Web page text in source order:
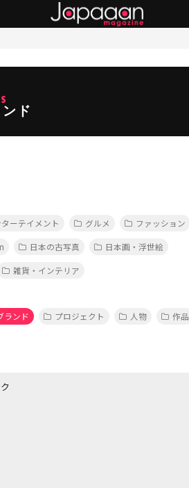
ド
ーテイメント グルメ
ファッション
日本の古写真
日本画・浮世絵
雑貨・インテリア
ランド プロジェクト 人物
作品